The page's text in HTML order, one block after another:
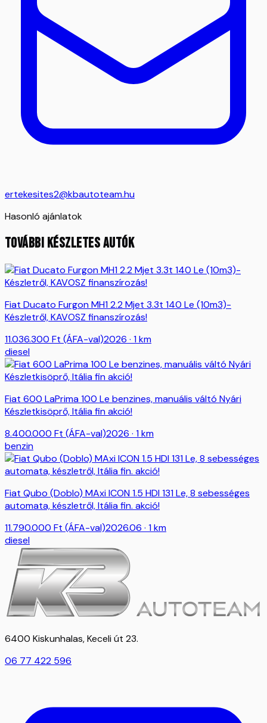
ertekesites2@kbautoteam.hu
Hasonló ajánlatok
TOVÁBBI KÉSZLETES AUTÓK
Fiat Ducato Furgon MH1 2.2 Mjet 3.3t 140 Le (10m3)-
Készletről, KAVOSZ finanszírozás!
11.036.300 Ft (ÁFA-val)2026 · 1 km
diesel
Fiat 600 LaPrima 100 Le benzines, manuális váltó Nyári
Készletkisöprő, Itália fin akció!
8.400.000 Ft (ÁFA-val)2026 · 1 km
benzin
Fiat Qubo (Doblo) MAxi ICON 1.5 HDI 131 Le, 8 sebességes
automata, készletről, Itália fin. akció!
11.790.000 Ft (ÁFA-val)2026.06 · 1 km
diesel
6400 Kiskunhalas, Keceli út 23.
06 77 422 596